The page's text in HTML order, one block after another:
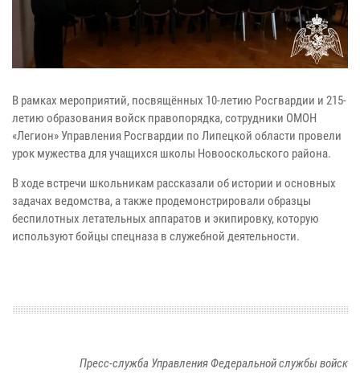
В рамках мероприятий, посвящённых 10-летию Росгвардии и 215-
летию образования войск правопорядка, сотрудники ОМОН
«Легион» Управления Росгвардии по Липецкой области провели
урок мужества для учащихся школы Новооскольского района.
В ходе встречи школьникам рассказали об истории и основных
задачах ведомства, а также продемонстрировали образцы
беспилотных летательных аппаратов и экипировку, которую
используют бойцы спецназа в служебной деятельности.
Пресс-служба Управления Федеральной службы войск